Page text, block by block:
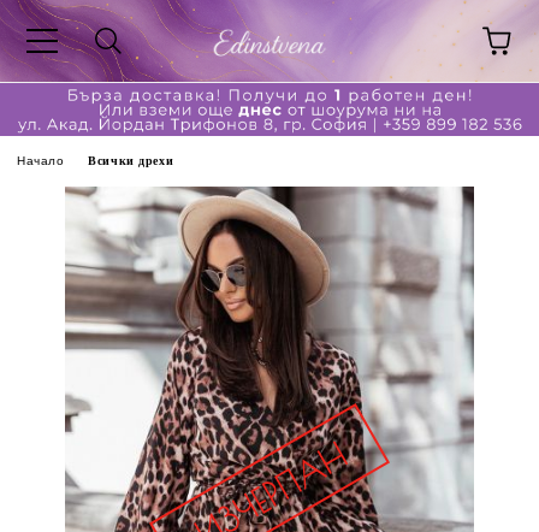
Начало Всички дрехи